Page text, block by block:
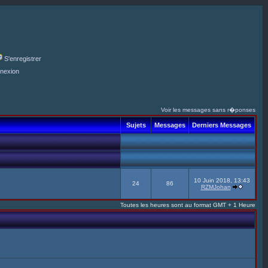
S'enregistrer
Voir les messages sans r�ponses
Sujets Messages Derniers Messages
24 86
10 Juin 2018, 13:43
RZMJohan
Toutes les heures sont au format GMT + 1 Heure